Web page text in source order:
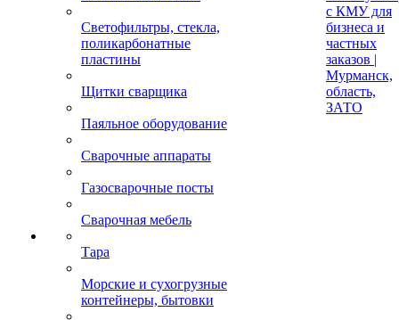
Светофильтры, стекла,
поликарбонатные
пластины
Щитки сварщика
Паяльное оборудование
Сварочные аппараты
Газосварочные посты
Сварочная мебель
Тара
Морские и сухогрузные
контейнеры, бытовки
с КМУ для
бизнеса и
частных
заказов |
Мурманск,
область,
ЗАТО